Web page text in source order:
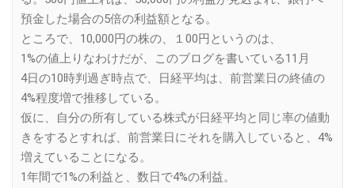
預金した場合の5倍の利益額となる。
ところで、10,000円の株の、１00円というのは、
1%の値上りなわけだが、このブログを書いている11月
4日の10時判過ぎ時点で、日経平均は、前営業日の終値の
4%程度増で推移している。
仮に、自分の所有している株式が日経平均と同じ率の値動
きをするとすれば、前営業日にそれを購入していると、4%
増えていることになる。
1年間で1%の利益と、数日で4%の利益。